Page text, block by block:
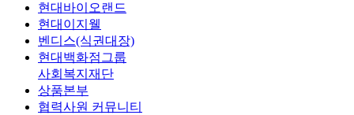
현대바이오랜드
현대이지웰
벤디스(식권대장)
현대백화점그룹
사회복지재단
상품본부
협력사원 커뮤니티